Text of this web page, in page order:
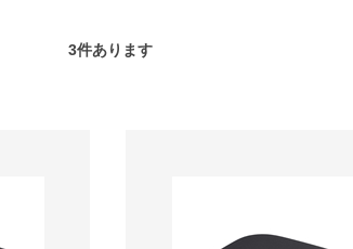
3件あります